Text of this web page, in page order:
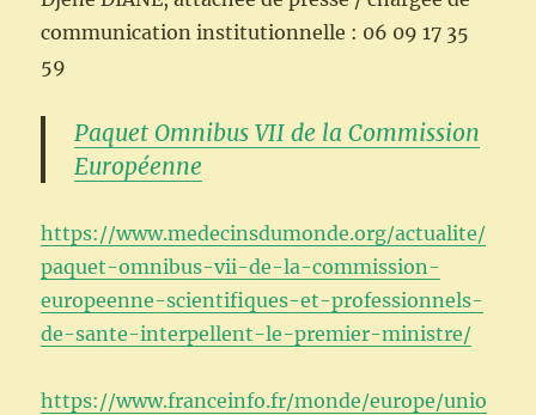
communication institutionnelle : 06 09 17 35
59
Paquet Omnibus VII de la Commission
Européenne
https://www.medecinsdumonde.org/actualite/
paquet-omnibus-vii-de-la-commission-
europeenne-scientifiques-et-professionnels-
de-sante-interpellent-le-premier-ministre/
https://www.franceinfo.fr/monde/europe/unio